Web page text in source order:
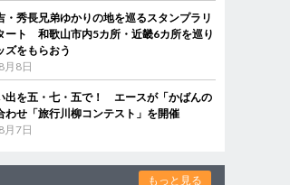
・秀長兄弟ゆかりの地を巡るスタンプラリ
ート 和歌山市内5カ所・近畿6カ所を巡り
ズをもらおう
月8日
出を五・七・五で！ エースが「かばんの
わせ「旅行川柳コンテスト」を開催
月7日
もっと見る